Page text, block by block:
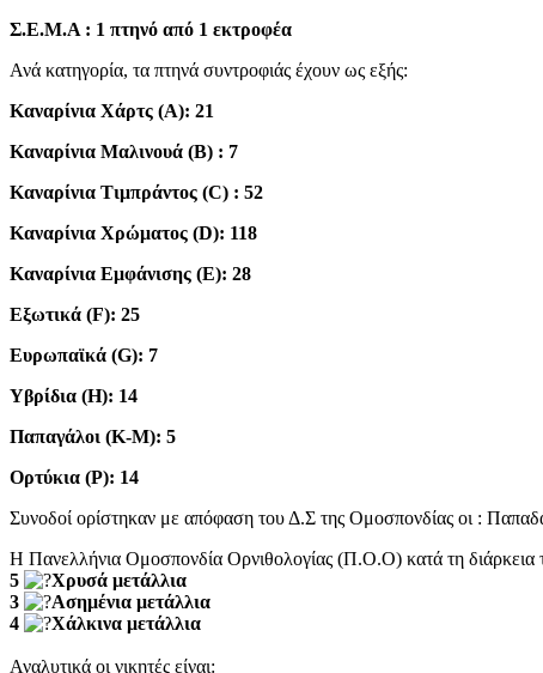
Σ.Ε.Μ.Α : 1 πτηνό από 1 εκτροφέα
Ανά κατηγορία, τα πτηνά συντροφιάς έχουν ως εξής:
Καναρίνια Χάρτς (Α): 21
Καναρίνια Μαλινουά (Β) : 7
Καναρίνια Τιμπράντος (C) : 52
Καναρίνια Χρώματος (D): 118
Καναρίνια Εμφάνισης (E): 28
Εξωτικά (F): 25
Ευρωπαϊκά (G): 7
Υβρίδια (H): 14
Παπαγάλοι (K-M): 5
Ορτύκια (P): 14
Συνοδοί ορίστηκαν με απόφαση του Δ.Σ της Ομοσπονδίας οι :
Η Πανελλήνια Ομοσπονδία Ορνιθολογίας (Π.Ο.Ο) κατά τη
5
Χρυσά μετάλλια
3
Ασημένια μετάλλια
4
Χάλκινα μετάλλια
Αναλυτικά οι νικητές είναι: